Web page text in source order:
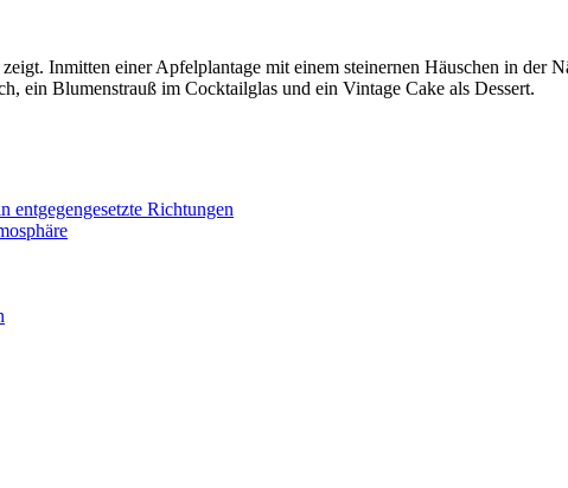
Inmitten einer Apfelplantage mit einem steinernen Häuschen in der
ein Blumenstrauß im Cocktailglas und ein Vintage Cake als Dessert.